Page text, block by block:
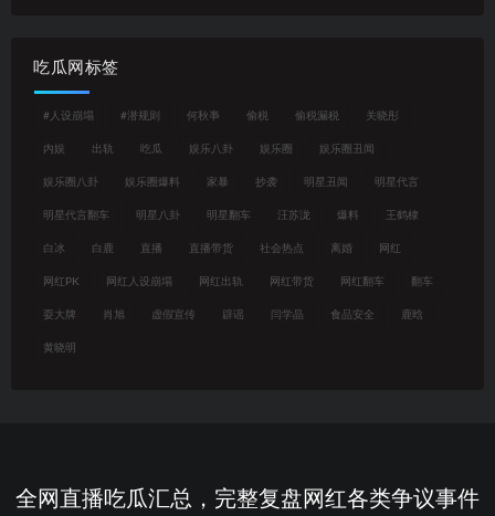
吃瓜网标签
#人设崩塌 #潜规则 何秋亊 偷税 偷税漏税 关晓彤
内娱 出轨 吃瓜 娱乐八卦 娱乐圈 娱乐圈丑闻
娱乐圈八卦 娱乐圈爆料 家暴 抄袭 明星丑闻 明星代言
明星代言翻车 明星八卦 明星翻车 汪苏泷 爆料 王鹤棣
白冰 白鹿 直播 直播带货 社会热点 离婚 网红
网红PK 网红人设崩塌 网红出轨 网红带货 网红翻车 翻车
耍大牌 肖旭 虚假宣传 辟谣 闫学晶 食品安全 鹿晗
黄晓明
全网直播吃瓜汇总，完整复盘网红各类争议事件